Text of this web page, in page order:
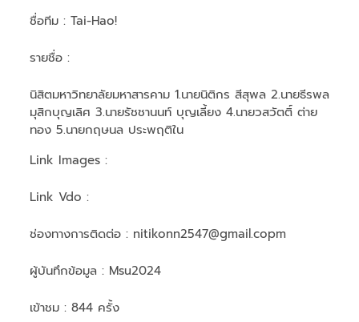
ชื่อทีม : Tai-Hao!
รายชื่อ :
นิสิตมหาวิทยาลัยมหาสารคาม 1.นายนิติกร สีสุพล 2.นายธีรพล
มุสิกบุญเลิศ 3.นายรัชชานนท์ บุญเลี้ยง 4.นายวสวัตติ์ ต่าย
ทอง 5.นายกฤษนล ประพฤติใน
Link Images :
Link Vdo :
ช่องทางการติดต่อ : nitikonn2547@gmail.copm
ผู้บันทึกข้อมูล : Msu2024
เข้าชม : 844 ครั้ง